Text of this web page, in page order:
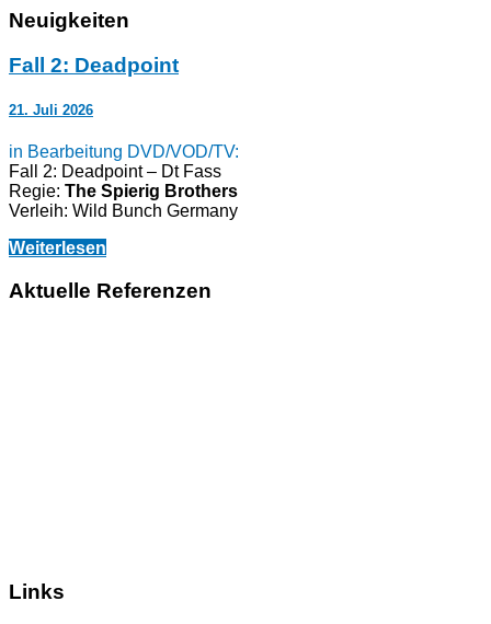
Neuigkeiten
Fall 2: Deadpoint
21. Juli 2026
in Bearbeitung DVD/VOD/TV:
Fall 2: Deadpoint – Dt Fass
Regie: The Spierig Brothers
Verleih: Wild Bunch Germany
Weiterlesen
Aktuelle Referenzen
Links